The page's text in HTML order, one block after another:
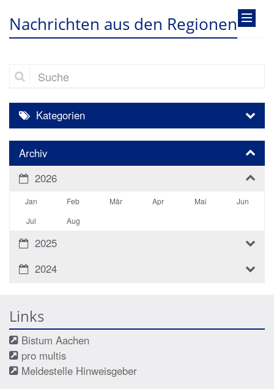
Nachrichten aus den Regionen
Suche
Kategorien
Archiv
2026
Jan Feb Mär Apr Mai
Jun
Jul
Aug
2025
2024
Links
Bistum Aachen
pro multis
Meldestelle Hinweisgeber